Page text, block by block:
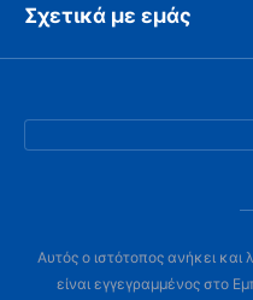
Σχετικά με εμάς
Αυτός ο ιστότοπος ανήκει και
είναι εγγεγραμμένος στο